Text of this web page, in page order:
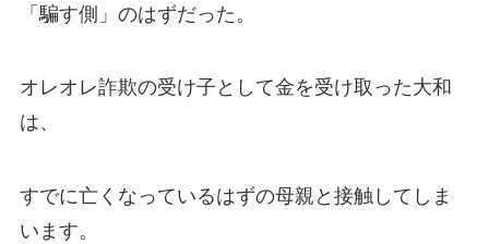
「騙す側」のはずだった。
オレオレ詐欺の受け子として金を受け取った大和
は、
すでに亡くなっているはずの母親と接触してしま
います。